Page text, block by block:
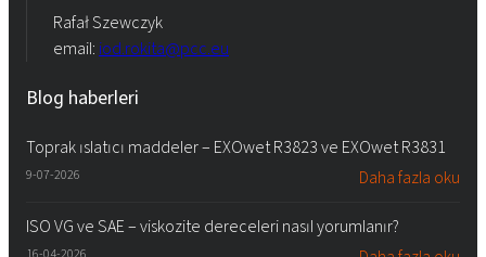
Rafał Szewczyk
email: iod.rokita@pcc.eu
Blog haberleri
Toprak ıslatıcı maddeler – EXOwet R3823 ve EXOwet R3831
9-07-2026 Daha fazla oku
ISO VG ve SAE – viskozite dereceleri nasıl yorumlanır?
16-04-2026